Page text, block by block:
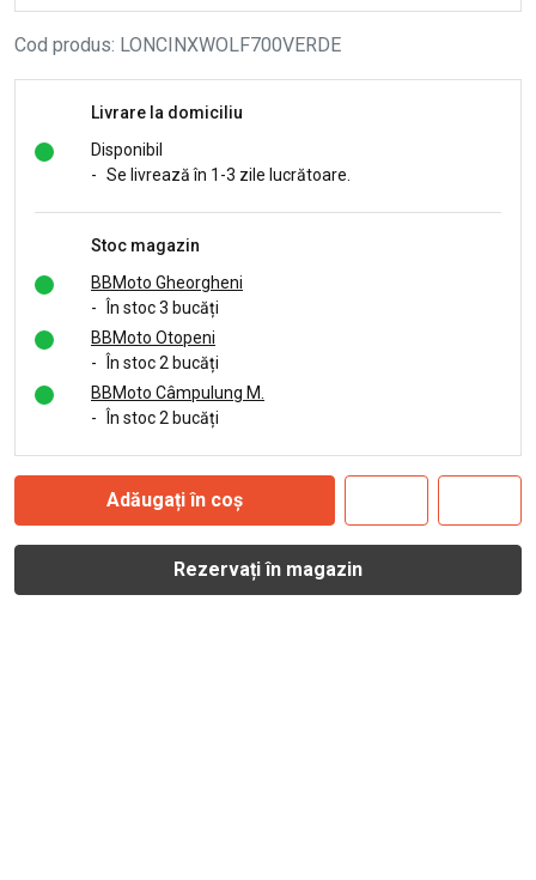
Cod produs: LONCINXWOLF700VERDE
Livrare la domiciliu
Disponibil
- Se livrează în 1-3 zile lucrătoare.
Stoc magazin
BBMoto Gheorgheni
-
În stoc 3 bucăți
BBMoto Otopeni
-
În stoc 2 bucăți
BBMoto Câmpulung M.
-
În stoc 2 bucăți
Adăugați în coș
Rezervați în magazin